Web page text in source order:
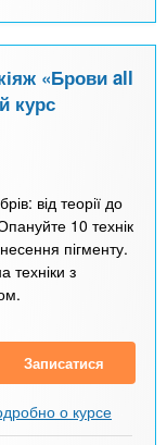
«Брови all
курс
від теорії до
10 технік
пігменту.
техніки з
Записатися
о курсе